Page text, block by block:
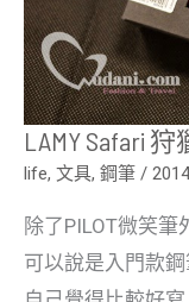
LAMY Safari
life, 文具, 鋼筆 /
除了PILOT微笑
可以說是入門款
~
珊
瑚
紅
&
白